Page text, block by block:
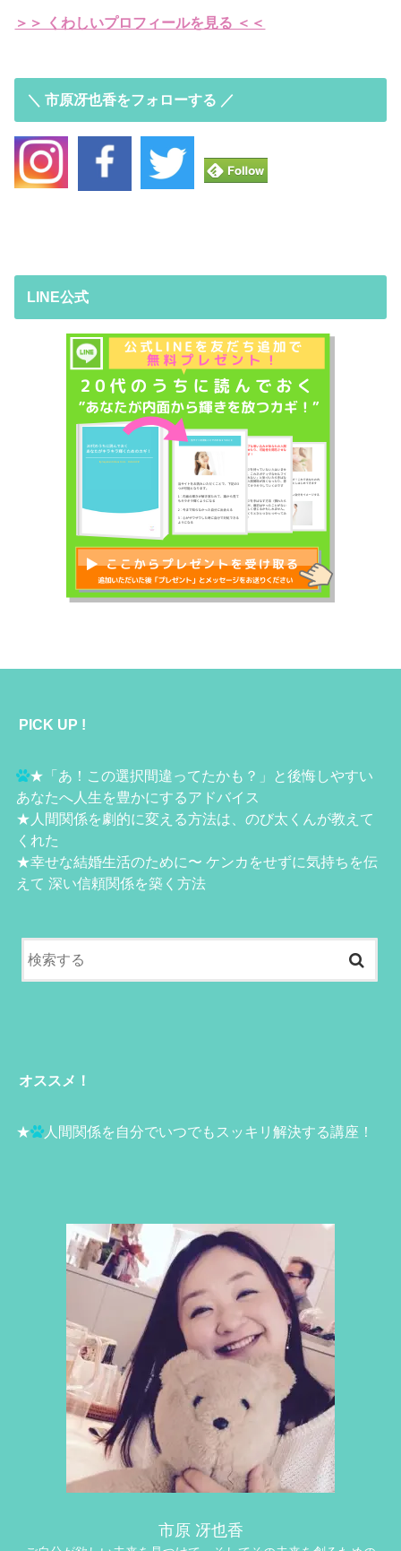
＞＞ くわしいプロフィールを見る ＜＜
＼ 市原冴也香をフォローする ／
LINE公式
PICK UP !
★ 「あ！この選択間違ってたかも？」と後悔しやすい
あなたへ人生を豊かにするアドバイス
★ 人間関係を劇的に変える方法は、のび太くんが教えて
くれた
★幸せな結婚生活のために〜 ケンカをせずに気持ちを伝
えて 深い信頼関係を築く方法
オススメ！
★ 人間関係を自分でいつでもスッキリ解決する講座！
市原 冴也香